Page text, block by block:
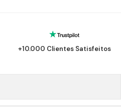
+10.000 Clientes Satisfeitos